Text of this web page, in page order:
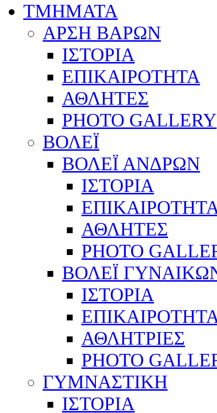
ΤΜΗΜΑΤΑ
ΑΡΣΗ ΒΑΡΩΝ
ΙΣΤΟΡΙΑ
ΕΠΙΚΑΙΡΟΤΗΤΑ
ΑΘΛΗΤΕΣ
PHOTO GALLERY
ΒΟΛΕΪ
ΒΟΛΕΪ ΑΝΔΡΩΝ
ΙΣΤΟΡΙΑ
ΑΘΛΗΤΕΣ
PHOTO
ΒΟΛΕΪ
ΙΣΤΟΡΙΑ
ΑΘΛΗΤΡΙΕΣ
PHOTO
ΓΥΜΝΑΣΤΙΚΗ
ΙΣΤΟΡΙΑ